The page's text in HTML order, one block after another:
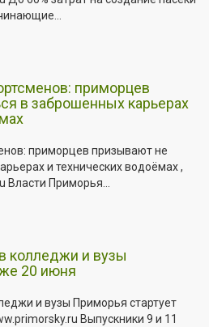
приморцев
в заброшенных карьерах
приморцев призывают не
и технических водоёмах ,
Приморья...
колледжи и вузы
20 июня
и вузы Приморья стартует
Выпускники 9 и 11